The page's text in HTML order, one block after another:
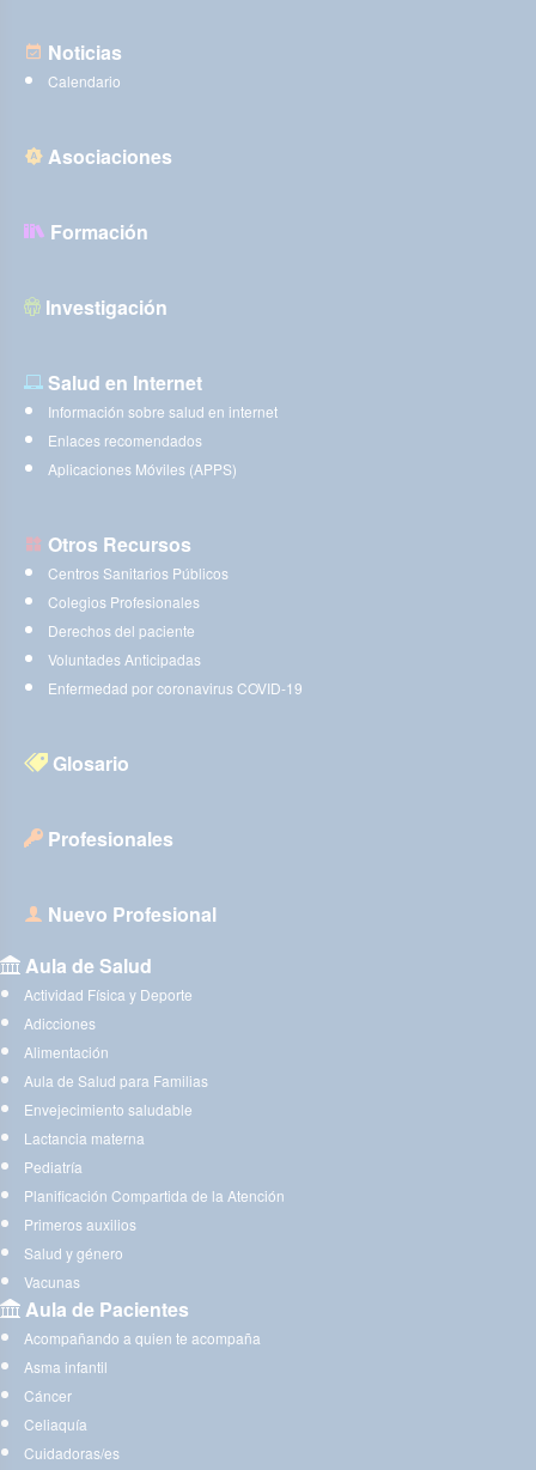
Noticias
Calendario
Asociaciones
Formación
Investigación
Salud en Internet
Información sobre salud en internet
Enlaces recomendados
Aplicaciones Móviles (APPS)
Otros Recursos
Centros Sanitarios Públicos
Colegios Profesionales
Derechos del paciente
Voluntades Anticipadas
Enfermedad por coronavirus COVID-19
Glosario
Profesionales
Nuevo Profesional
Aula de Salud
Actividad Física y Deporte
Adicciones
Alimentación
Aula de Salud para Familias
Envejecimiento saludable
Lactancia materna
Pediatría
Planificación Compartida de la Atención
Primeros auxilios
Salud y género
Vacunas
Aula de Pacientes
Acompañando a quien te acompaña
Asma infantil
Cáncer
Celiaquía
Cuidadoras/es